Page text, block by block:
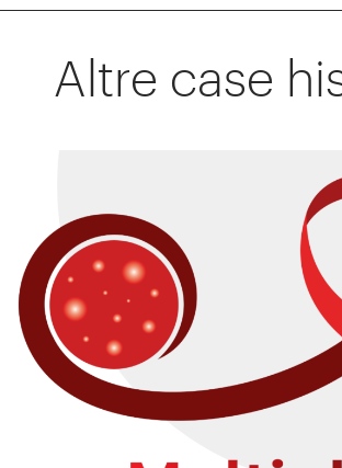
Altre case
ABOUT MIELOMA MULTIPLO